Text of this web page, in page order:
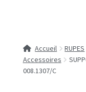
Accueil RUPES
Accessoires
008.1307/C